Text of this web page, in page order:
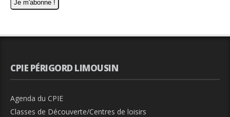
CPIE PÉRIGORD LIMOUSIN
Agenda du CPIE
Classes de Découverte/Centres de loisirs